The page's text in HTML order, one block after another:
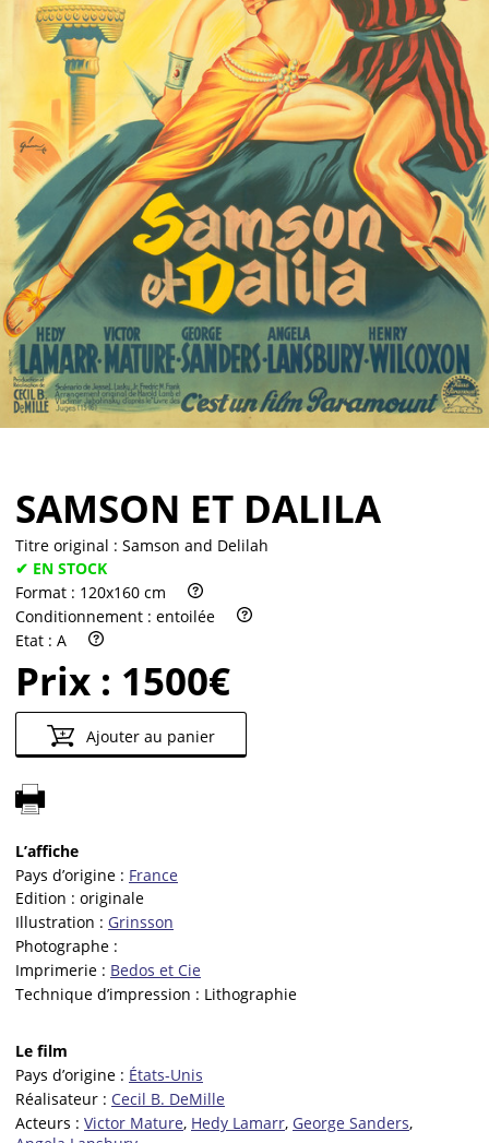
Vendre
SAMSON ET DALILA
Titre original : Samson and Delilah
✔ EN STOCK
Format : 120x160 cm
Conditionnement : entoilée
Etat : A
Prix : 1500€
Ajouter au panier
L’affiche
Pays d’origine : France
Edition : originale
Illustration : Grinsson
Photographe :
Imprimerie : Bedos et Cie
Technique d’impression : Lithographie
Le film
Pays d’origine : États-Unis
Réalisateur : Cecil B. DeMille
Acteurs : Victor Mature, Hedy Lamarr, George Sanders,